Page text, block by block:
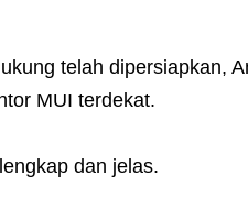
telah dipersiapkan,
MUI terdekat.
dan jelas.